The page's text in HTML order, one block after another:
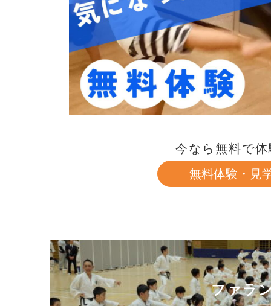
今なら無料で
無料体験・見
ファラ